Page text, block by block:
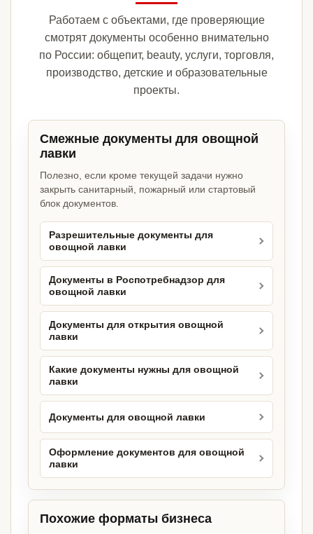
Работаем с объектами, где проверяющие
смотрят документы особенно внимательно
по России: общепит, beauty, услуги, торговля,
производство, детские и образовательные
проекты.
Смежные документы для овощной
лавки
Полезно, если кроме текущей задачи нужно
закрыть санитарный, пожарный или стартовый
блок документов.
Разрешительные документы для
овощной лавки
Документы в Роспотребнадзор для
овощной лавки
Документы для открытия овощной
лавки
Какие документы нужны для овощной
лавки
Документы для овощной лавки
Оформление документов для овощной
лавки
Похожие форматы бизнеса